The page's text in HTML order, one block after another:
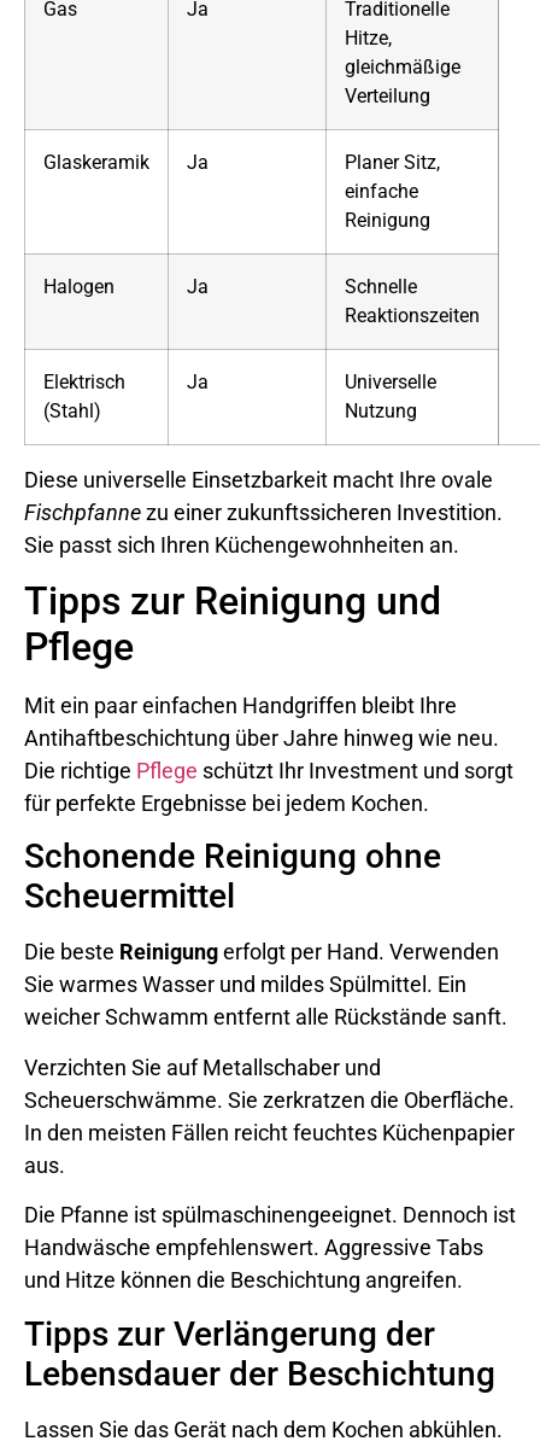
Gas Ja
Traditionelle
Hitze,
gleichmäßige
Verteilung
Glaskeramik Ja
Planer Sitz,
einfache
Reinigung
Halogen Ja
Schnelle
Reaktionszeiten
Elektrisch
(Stahl)
Ja
Universelle
Nutzung
Diese universelle Einsetzbarkeit macht Ihre ovale
Fischpfannezu einer zukunftssicheren Investition.
Sie passt sich Ihren Küchengewohnheiten an.
Tipps zur Reinigung und
Pflege
Mit ein paar einfachen Handgriffen bleibt Ihre
Antihaftbeschichtung über Jahre hinweg wie neu.
Die richtige Pflege schützt Ihr Investment und sorgt
für perfekte Ergebnisse bei jedem Kochen.
Schonende Reinigung ohne
Scheuermittel
Die beste Reinigungerfolgt per Hand. Verwenden
Sie warmes Wasser und mildes Spülmittel. Ein
weicher Schwamm entfernt alle Rückstände sanft.
Verzichten Sie auf Metallschaber und
Scheuerschwämme. Sie zerkratzen die Oberfläche.
In den meisten Fällen reicht feuchtes Küchenpapier
aus.
Die Pfanne ist spülmaschinengeeignet. Dennoch ist
Handwäsche empfehlenswert. Aggressive Tabs
und Hitze können die Beschichtung angreifen.
Tipps zur Verlängerung der
Lebensdauer der Beschichtung
Lassen Sie das Gerät nach dem Kochen abkühlen.